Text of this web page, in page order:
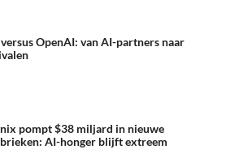
OpenAI: van AI-partners naar
pompt $38 miljard in nieuwe
AI-honger blijft extreem